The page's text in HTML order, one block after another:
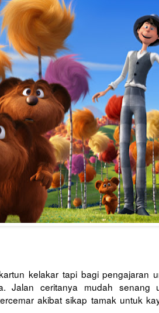
kelakar tapi bagi pengajaran
Jalan ceritanya mudah senang
akibat sikap tamak untuk